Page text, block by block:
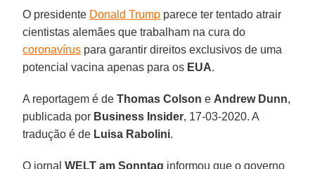
O presidente Donald Trump parece ter tentado atrair
cientistas alemães que trabalham na cura do
coronavírus para garantir direitos exclusivos de uma
potencial vacina apenas para os EUA.
A reportagem é deThomas Colson e Andrew Dunn,
publicada por Business Insider, 17-03-2020. A
tradução é de Luisa Rabolini.
O jornalWELT am Sonntag informou que o governo